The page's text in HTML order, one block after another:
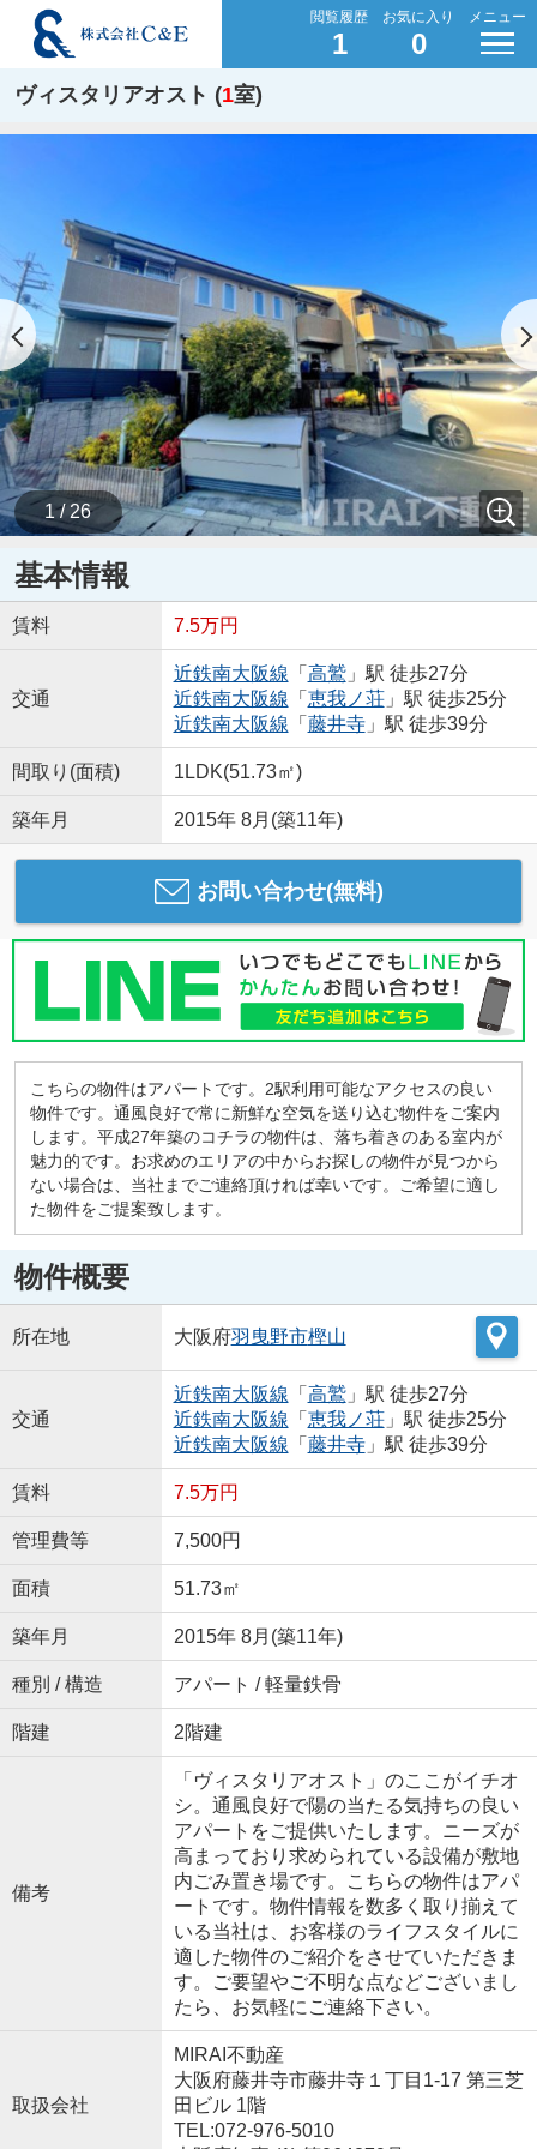
閲覧履歴
1
お気に入り
0
メニュー
ヴィスタリアオスト (1室)
1 / 26
基本情報
賃料 7.5万円
交通
近鉄南大阪線 「 高鷲」駅 徒歩27分
近鉄南大阪線 「 恵我ノ荘」駅 徒歩25分
近鉄南大阪線 「 藤井寺」駅 徒歩39分
間取り(面積) 1LDK(51.73㎡)
築年月 2015年 8月(築11年)
お問い合わせ(無料)
こちらの物件はアパートです。2駅利用可能なアクセスの良い
物件です。通風良好で常に新鮮な空気を送り込む物件をご案内
します。平成27年築のコチラの物件は、落ち着きのある室内が
魅力的です。お求めのエリアの中からお探しの物件が見つから
ない場合は、当社までご連絡頂ければ幸いです。ご希望に適し
た物件をご提案致します。
物件概要
所在地 大阪府羽曳野市樫山
交通
近鉄南大阪線 「 高鷲」駅 徒歩27分
近鉄南大阪線 「 恵我ノ荘」駅 徒歩25分
近鉄南大阪線 「 藤井寺」駅 徒歩39分
賃料 7.5万円
管理費等 7,500円
面積 51.73㎡
築年月 2015年 8月(築11年)
種別 / 構造 アパート / 軽量鉄骨
階建 2階建
備考
「ヴィスタリアオスト」のここがイチオ
シ。通風良好で陽の当たる気持ちの良い
アパートをご提供いたします。ニーズが
高まっており求められている設備が敷地
内ごみ置き場です。こちらの物件はアパ
ートです。物件情報を数多く取り揃えて
いる当社は、お客様のライフスタイルに
適した物件のご紹介をさせていただきま
す。ご要望やご不明な点などございまし
たら、お気軽にご連絡下さい。
取扱会社
MIRAI不動産
大阪府藤井寺市藤井寺１丁目1-17 第三芝
田ビル 1階
TEL:072-976-5010